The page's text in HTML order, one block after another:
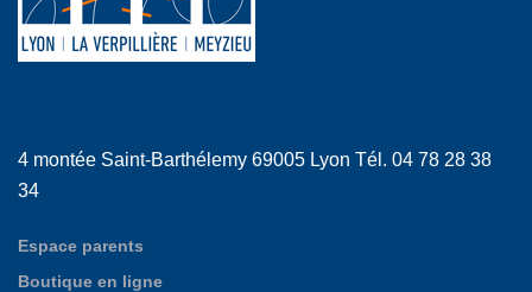
4 montée Saint-Barthélemy 69005 Lyon Tél. 04 78 28 38
34
Espace parents
Boutique en ligne